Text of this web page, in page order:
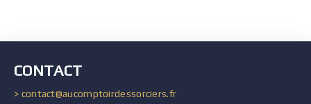
CONTACT
> contact@aucomptoirdessorciers.fr